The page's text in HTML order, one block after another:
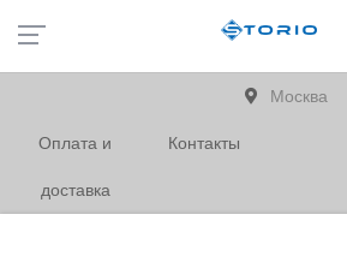
Москва
Оплата и
доставка
Контакты